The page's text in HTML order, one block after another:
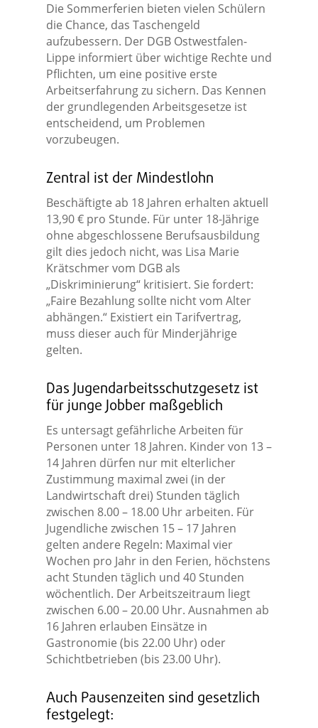
Die Sommerferien bieten vielen Schülern
die Chance, das Taschengeld
aufzubessern. Der DGB Ostwestfalen-
Lippe informiert über wichtige Rechte und
Pflichten, um eine positive erste
Arbeitserfahrung zu sichern. Das Kennen
der grundlegenden Arbeitsgesetze ist
entscheidend, um Problemen
vorzubeugen.
Zentral ist der Mindestlohn
Beschäftigte ab 18 Jahren erhalten aktuell
13,90 € pro Stunde. Für unter 18-Jährige
ohne abgeschlossene Berufsausbildung
gilt dies jedoch nicht, was Lisa Marie
Krätschmer vom DGB als
„Diskriminierung“ kritisiert. Sie fordert:
„Faire Bezahlung sollte nicht vom Alter
abhängen.“ Existiert ein Tarifvertrag,
muss dieser auch für Minderjährige
gelten.
Das Jugendarbeitsschutzgesetz ist
für junge Jobber maßgeblich
Es untersagt gefährliche Arbeiten für
Personen unter 18 Jahren. Kinder von 13 –
14 Jahren dürfen nur mit elterlicher
Zustimmung maximal zwei (in der
Landwirtschaft drei) Stunden täglich
zwischen 8.00 – 18.00 Uhr arbeiten. Für
Jugendliche zwischen 15 – 17 Jahren
gelten andere Regeln: Maximal vier
Wochen pro Jahr in den Ferien, höchstens
acht Stunden täglich und 40 Stunden
wöchentlich. Der Arbeitszeitraum liegt
zwischen 6.00 – 20.00 Uhr. Ausnahmen ab
16 Jahren erlauben Einsätze in
Gastronomie (bis 22.00 Uhr) oder
Schichtbetrieben (bis 23.00 Uhr).
Auch Pausenzeiten sind gesetzlich
festgelegt: